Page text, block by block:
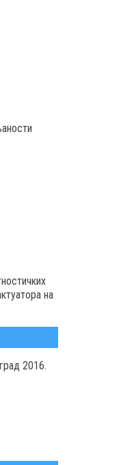
на
2016.